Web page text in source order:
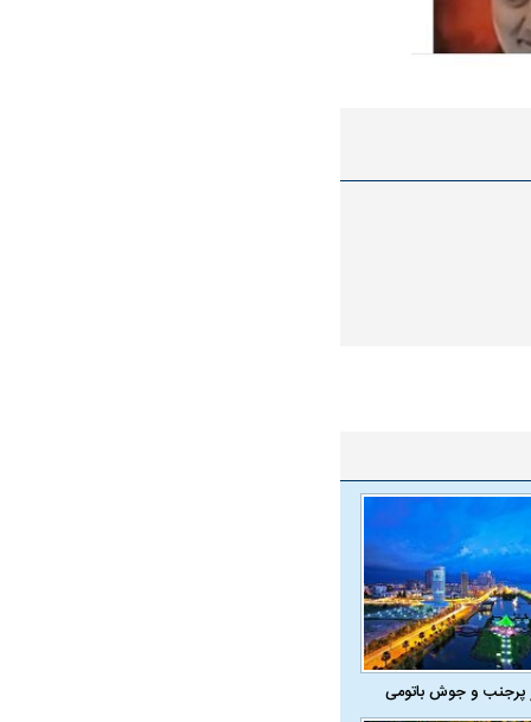
و جوش باتومی
دوران قاجار چگونه
به فال و طالع‌بینی